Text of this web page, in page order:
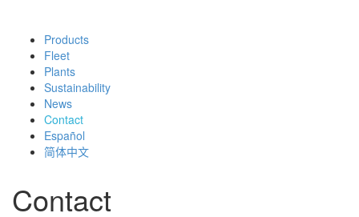
Products
Fleet
Plants
Sustainability
News
Contact
Español
简体中文
Contact